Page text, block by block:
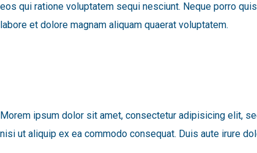
eos qui ratione voluptatem sequi nesciunt. Neque porro
labore et dolore magnam aliquam quaerat voluptatem.
Morem ipsum dolor sit amet, consectetur adipisicing elit,
nisi ut aliquip ex ea commodo consequat. Duis aute irure